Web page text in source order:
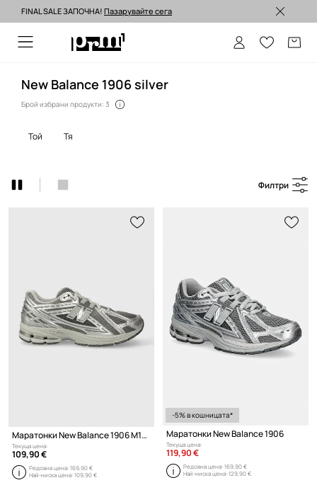
Изпращане до 24 часа >
FINAL SALE ЗАПОЧНА! Пазарувайте сега
New Balance 1906 silver
Брой избрани продукти: 3
той тя
Филтри
Маратонки New Balance 1906 M1906REH
Текуща цена:
109,90 €
Редовна цена:169,90 €
Най-ниска цена:109,90 €
-5% в кошницата*
Маратонки New Balance 1906
Текуща цена:
119,90 €
Редовна цена:169,90 €
Най-ниска цена:129,90 €